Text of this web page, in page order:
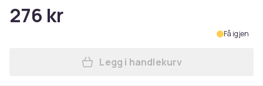
276 kr
Få igjen
Legg Lumene CC-
Legg i handlekurv